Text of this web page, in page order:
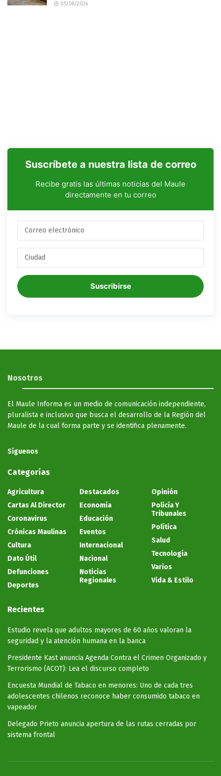
05/08/2026
Suscríbete a nuestra lista de correo
Recibe gratis las últimas noticias del Maule
directamente en tu correo
Suscribirse
Nosotros
El Maule Informa es un medio de comunicación independiente,
pluralista e inclusivo que busca el desarrollo de la Región del
Maule de la cual forma parte y se identifica plenamente.
Síguenos
Categorías
Agricultura
Cartas Al Director
Coronavirus
Crónicas Maulinas
Cultura
Dato Útil
Defunciones
Deportes
Destacados
Economía
Educación
Eventos
Internacional
Nacional
Noticias
Regionales
Opinión
Policía Y
Tribunales
Política
Salud
Tecnología
Varios
Vida & Estilo
Recientes
Estudio revela que adultos mayores de 60 años valoran la
seguridad y la atención humana en la banca
Presidente Kast anuncia Agenda Contra el Crimen Organizado y
Terrorismo (ACOT): Lea el discurso completo
Encuesta Mundial de Tabaco en menores: Uno de cada tres
adolescentes chilenos reconoce haber consumido tabaco en
vapeador
Delegado Prieto anuncia apertura de las rutas cerradas por
sistema frontal